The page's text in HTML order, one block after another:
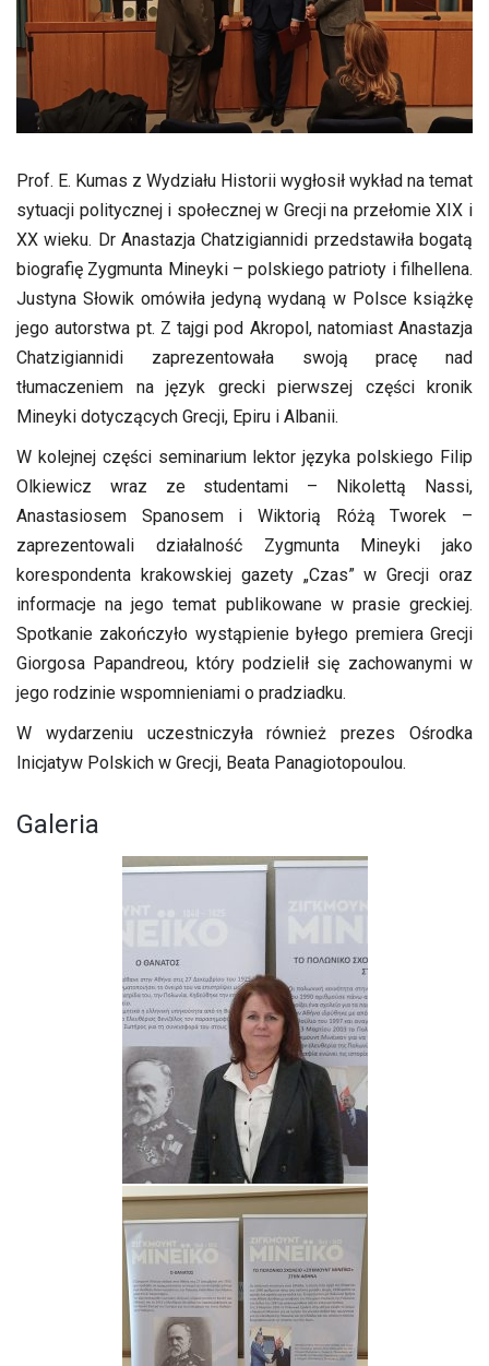
Prof. E. Kumas z Wydziału Historii wygłosił wykład na temat
sytuacji politycznej i społecznej w Grecji na przełomie XIX i
XX wieku. Dr Anastazja Chatzigiannidi przedstawiła bogatą
biografię Zygmunta Mineyki – polskiego patrioty i filhellena.
Justyna Słowik omówiła jedyną wydaną w Polsce książkę
jego autorstwa pt. Z tajgi pod Akropol, natomiast Anastazja
Chatzigiannidi zaprezentowała swoją pracę nad
tłumaczeniem na język grecki pierwszej części kronik
Mineyki dotyczących Grecji, Epiru i Albanii.
W kolejnej części seminarium lektor języka polskiego Filip
Olkiewicz wraz ze studentami – Nikolettą Nassi,
Anastasiosem Spanosem i Wiktorią Różą Tworek –
zaprezentowali działalność Zygmunta Mineyki jako
korespondenta krakowskiej gazety „Czas” w Grecji oraz
informacje na jego temat publikowane w prasie greckiej.
Spotkanie zakończyło wystąpienie byłego premiera Grecji
Giorgosa Papandreou, który podzielił się zachowanymi w
jego rodzinie wspomnieniami o pradziadku.
W wydarzeniu uczestniczyła również prezes Ośrodka
Inicjatyw Polskich w Grecji, Beata Panagiotopoulou.
Galeria